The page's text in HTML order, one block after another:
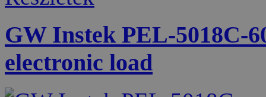
GW Instek PEL-5018C-
electronic load